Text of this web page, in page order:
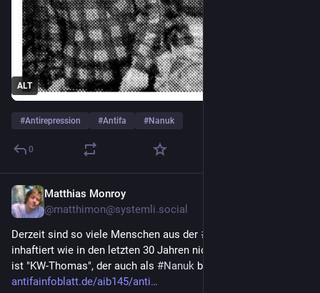
ALT
#Antirepression #Antifa #Nanuk
0
Matthias Monroy
@matthimon@systemli.social
Derzeit sind so viele Menschen aus der #
inhaftiert wie in den letzten 30 Jahren nicht. Einer von ihnen
ist "KW-Thomas", der auch als #Nanuk bekannt ist:
antifainfoblatt.de/aib145/anti